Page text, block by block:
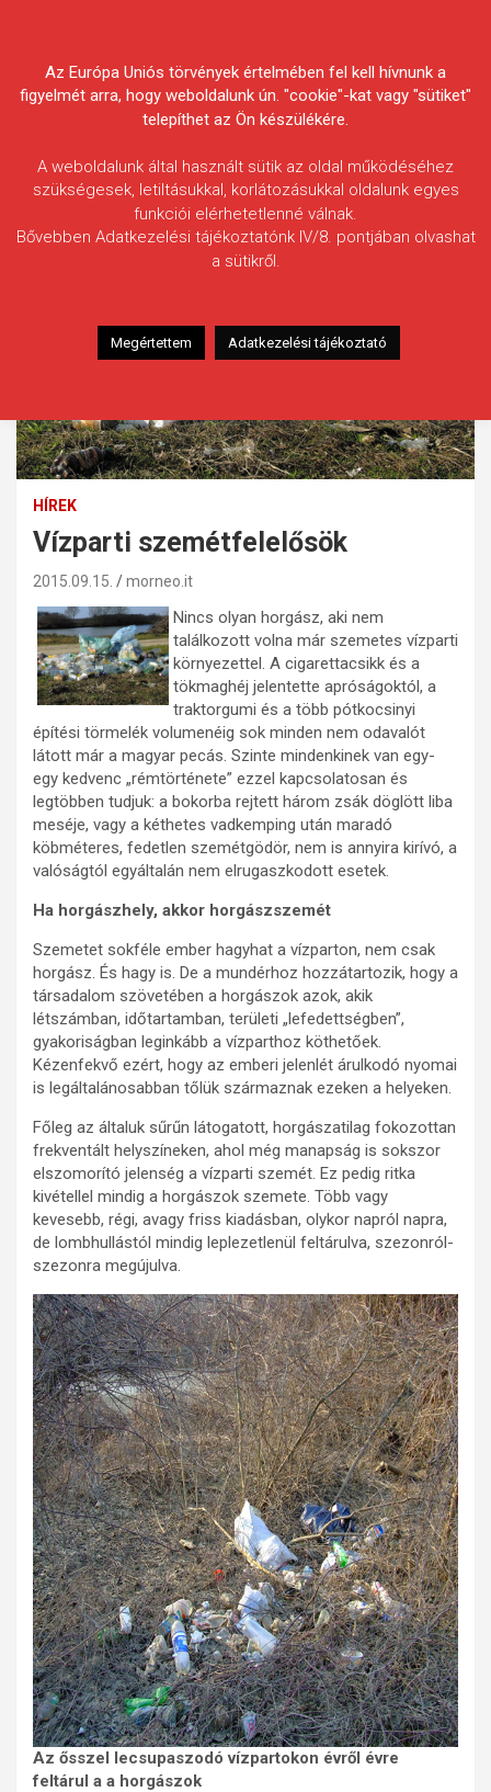
Egyesületek Szövetsége
HÍREK
Vízparti szemétfelelősök
2015.09.15. morneo.it
Nincs olyan horgász, aki nem
találkozott volna már szemetes vízparti
környezettel. A cigarettacsikk és a
tökmaghéj jelentette apróságoktól, a
traktorgumi és a több pótkocsinyi
építési törmelék volumenéig sok minden nem odavalót
látott már a magyar pecás. Szinte mindenkinek van egy-
egy kedvenc „rémtörténete” ezzel kapcsolatosan és
legtöbben tudjuk: a bokorba rejtett három zsák döglött liba
meséje, vagy a kéthetes vadkemping után maradó
köbméteres, fedetlen szemétgödör, nem is annyira kirívó, a
valóságtól egyáltalán nem elrugaszkodott esetek.
Ha horgászhely, akkor horgászszemét
Szemetet sokféle ember hagyhat a vízparton, nem csak
horgász. És hagy is. De a mundérhoz hozzátartozik, hogy a
társadalom szövetében a horgászok azok, akik
létszámban, időtartamban, területi „lefedettségben”,
gyakoriságban leginkább a vízparthoz köthetőek.
Kézenfekvő ezért, hogy az emberi jelenlét árulkodó nyomai
is legáltalánosabban tőlük származnak ezeken a helyeken.
Főleg az általuk sűrűn látogatott, horgászatilag fokozottan
frekventált helyszíneken, ahol még manapság is sokszor
elszomorító jelenség a vízparti szemét. Ez pedig ritka
kivétellel mindig a horgászok szemete. Több vagy
kevesebb, régi, avagy friss kiadásban, olykor napról napra,
de lombhullástól mindig leplezetlenül feltárulva, szezonról-
szezonra megújulva.
Az ősszel lecsupaszodó vízpartokon évről évre
feltárul a a horgászok
Az Európa Uniós törvények értelmében fel kell hívnunk a
figyelmét arra, hogy weboldalunk ún. "cookie"-kat vagy "sütiket"
telepíthet az Ön készülékére.
A weboldalunk által használt sütik az oldal működéséhez
szükségesek, letiltásukkal, korlátozásukkal oldalunk egyes
funkciói elérhetetlenné válnak.
Bővebben Adatkezelési tájékoztatónk IV/8. pontjában olvashat
a sütikről.
Megértettem Adatkezelési tájékoztató